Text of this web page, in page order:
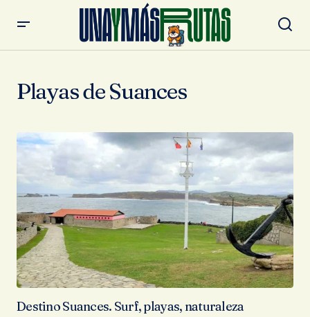
Playas de Suances
Destino Suances. Surf, playas, naturaleza